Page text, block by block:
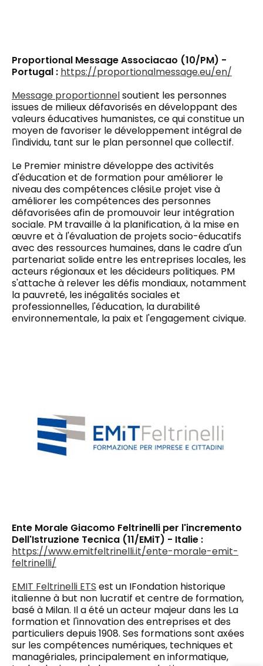
Proportional Message Associacao (10/PM) -
Portugal : https://proportionalmessage.eu/en/
Message proportionnelsoutient les personnes
issues de milieux défavorisés en développant des
valeurs éducatives humanistes, ce qui constitue un
moyen de favoriser le développement intégral de
l'individu, tant sur le plan personnel que collectif.
Le Premier ministre développe des activités
d'éducation et de formation pour améliorer le
niveau des compétences clésiLe projet vise à
améliorer les compétences des personnes
défavorisées afin de promouvoir leur intégration
sociale. PM travaille à la planification, à la mise en
œuvre et à l'évaluation de projets socio-éducatifs
avec des ressources humaines, dans le cadre d'un
partenariat solide entre les entreprises locales, les
acteurs régionaux et les décideurs politiques. PM
s'attache à relever les défis mondiaux, notamment
la pauvreté, les inégalités sociales et
professionnelles, l'éducation, la durabilité
environnementale, la paix et l'engagement civique.
Ente Morale Giacomo Feltrinelli per l'incremento
Dell'Istruzione Tecnica (11/EMiT) - Italie :
https://www.emitfeltrinelli.it/ente-morale-emit-
feltrinelli/
EMIT Feltrinelli ETS est un IFondation historique
italienne à but non lucratif et centre de formation,
basé à Milan. Il a étéun acteur majeur dans les La
formation et l'innovation des entreprises et des
particuliers depuis 1908. Ses formations sont axées
sur les compétences numériques, techniques et
managériales, principalement en informatique,